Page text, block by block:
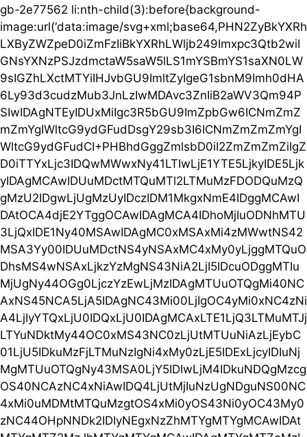
gb-2e77562 li:nth-child(3):before{background-
image:url(‘data:image/svg+xml;base64,PHN2ZyBkYXRh
LXByZWZpeD0iZmFzIiBkYXRhLWljb249Imxpc3Qtb2wiI
GNsYXNzPSJzdmctaW5saW5lLS1mYSBmYS1saXN0LW
9sIGZhLXctMTYiIHJvbGU9ImltZyIgeG1sbnM9Imh0dHA
6Ly93d3cudzMub3JnLzIwMDAvc3ZnIiB2aWV3Qm94P
SIwIDAgNTEyIDUxMiIgc3R5bGU9ImZpbGw6ICNmZmZ
mZmYgIWltcG9ydGFudDsgY29sb3I6ICNmZmZmZmYgI
WltcG9ydGFudCI+PHBhdGggZmlsbD0iI2ZmZmZmZiIgZ
D0iTTYxLjc3IDQwMWwxNy41LTIwLjE1YTE5LjkyIDE5Ljk
yIDAgMCAwIDUuMDctMTQuMTl2LTMuMzFDODQuMzQ
gMzU2IDgwLjUgMzUyIDczIDM1MkgxNmE4IDggMCAwI
DAtOCA4djE2YTggOCAwIDAgMCA4IDhoMjIuODNhMTU
3LjQxIDE1Ny40MSAwIDAgMC0xMSAxMi4zMWwtNS42
MSA3Yy00IDUuMDctNS4yNSAxMC4xMy0yLjggMTQuO
DhsMS4wNSAxLjkzYzMgNS43NiA2LjI5IDcuODggMTIu
MjUgNy44OGg0LjczYzEwLjMzIDAgMTUuOTQgMi40NC
AxNS45NCA5LjA5IDAgNC43Mi00LjIgOC4yMi0xNC4zNi
A4LjIyYTQxLjU0IDQxLjU0IDAgMCAxLTE1LjQ3LTMuMTJj
LTYuNDktMy44OC0xMS43NC0zLjUtMTUuNiAzLjEybC
01LjU5IDkuMzFjLTMuNzIgNi4xMy0zLjE5IDExLjcyIDIuNj
MgMTUuOTQgNy43MSA0LjY5IDIwLjM4IDkuNDQgMzcg
OS40NCAzNC4xNiAwIDQ4LjUtMjIuNzUgNDguNS00NC
4xMi0uMDMtMTQuMzgtOS4xMi0yOS43Ni0yOC43My0
zNC44OHpNNDk2IDIyNEgxNzZhMTYgMTYgMCAwIDAt